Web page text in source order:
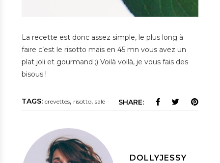
La recette est donc assez simple, le plus long à
faire c’est le risotto mais en 45 mn vous avez un
plat joli et gourmand ;) Voilà voilà, je vous fais des
bisous !
TAGS: crevettes, risotto, salé SHARE:
DOLLYJESSY